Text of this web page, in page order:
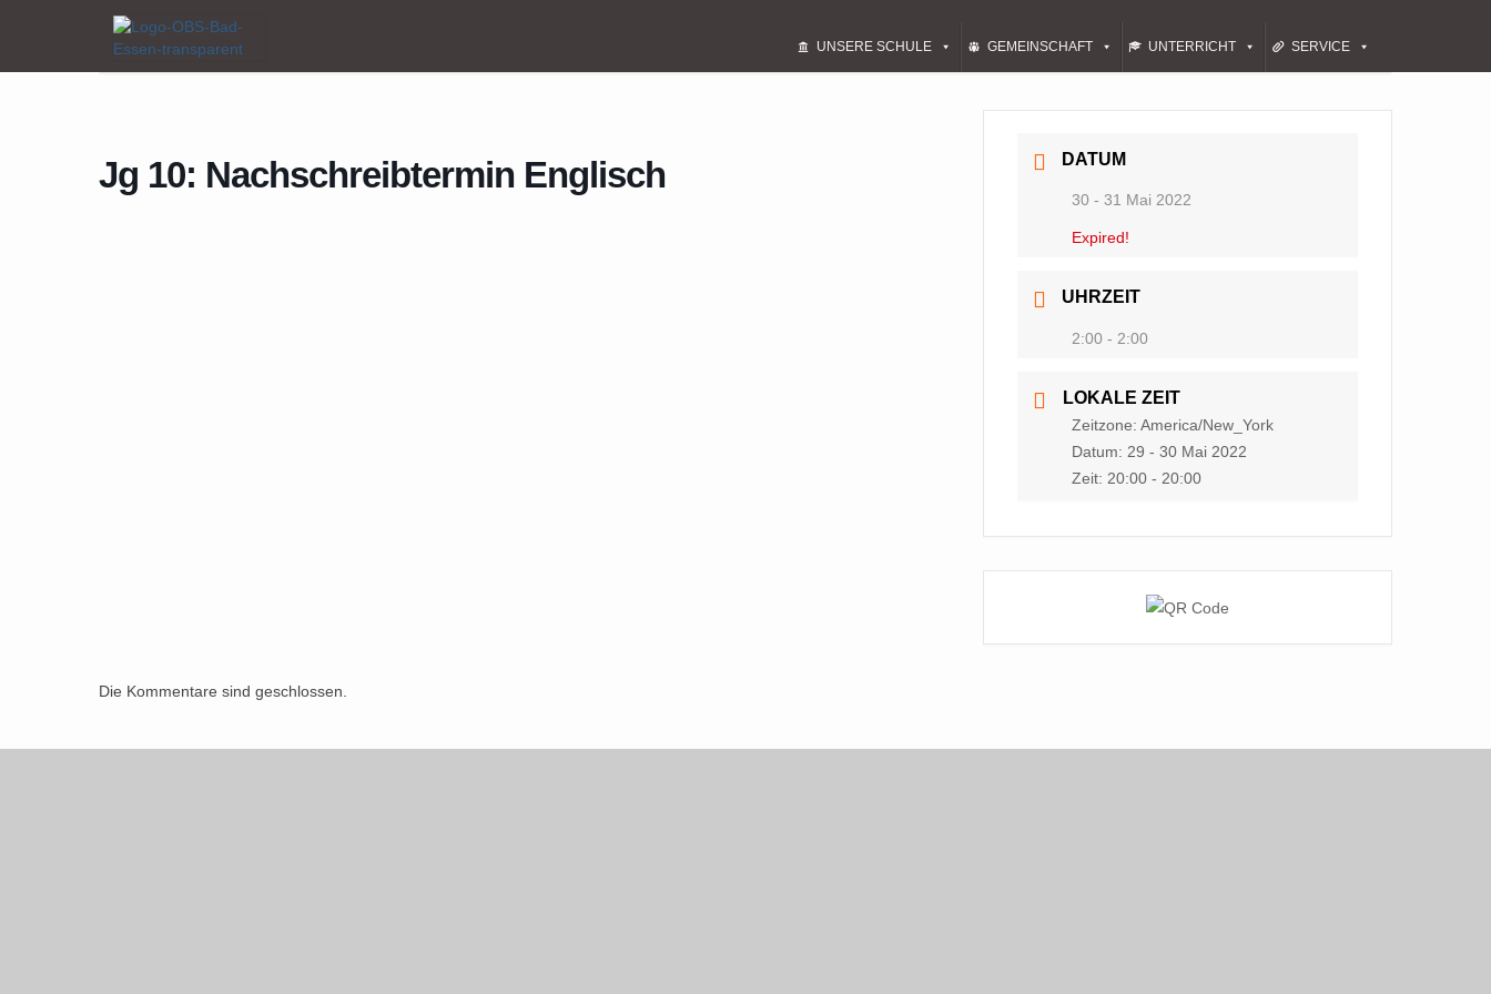
UNSERE SCHULE GEMEINSCHAFT UNTERRICHT SERVICE
Home Events Jg 10: Nachschreibtermin Englisch
Jg 10: Nachschreibtermin Englisch DATUM
30 - 31 Mai 2022
Expired!
UHRZEIT
2:00 - 2:00
LOKALE ZEIT
Zeitzone:America/New_York
Datum: 29 - 30 Mai 2022
Zeit: 20:00 - 20:00
Die Kommentare sind geschlossen.